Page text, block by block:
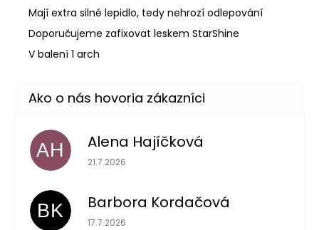
Mají extra silné lepidlo, tedy nehrozí odlepování
Doporučujeme zafixovat leskem StarShine
V balení 1 arch
AH Alena Hajíčková
Hodnotenie obchodu je 5 z 5 hviezdičiek.
21.7.2026
BK Barbora Kordačová
Hodnotenie obchodu je 5 z 5 hviezdičiek.
17.7.2026